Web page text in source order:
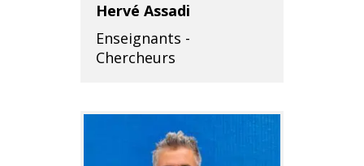
Hervé Assadi
Enseignants -
Chercheurs